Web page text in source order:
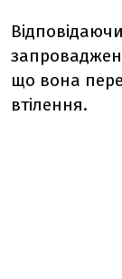
що вона
втілення.